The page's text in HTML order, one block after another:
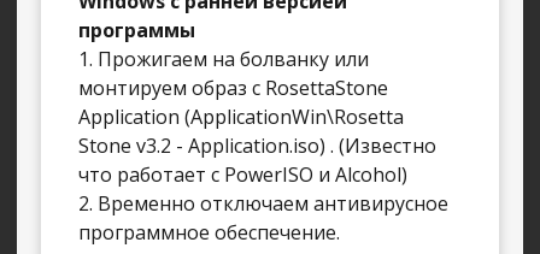
программы
1. Прожигаем на болванку или
монтируем образ с RosettaStone
Application (ApplicationWin\Rosetta
Stone v3.2 - Application.iso) . (Известно
что работает с PowerISO и Alcohol)
2. Временно отключаем антивирусное
программное обеспечение.